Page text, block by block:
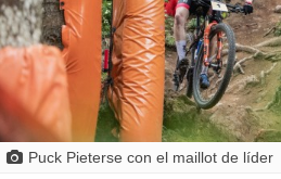
Puck Pieterse con el maillot de líder